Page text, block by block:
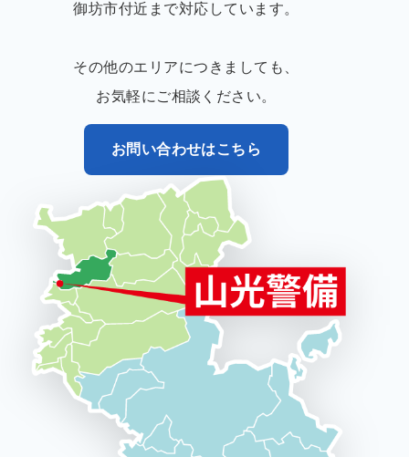
御坊市付近まで対応しています。
その他のエリアにつきましても、
お気軽にご相談ください。
お問い合わせはこちら